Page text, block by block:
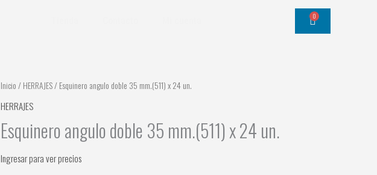
0
Cart
Inicio / HERRAJES/ Esquinero angulo doble 35 mm.(511) x 24 un.
HERRAJES
Esquinero angulo doble 35 mm.(511) x 24 un.
Ingresar para ver precios